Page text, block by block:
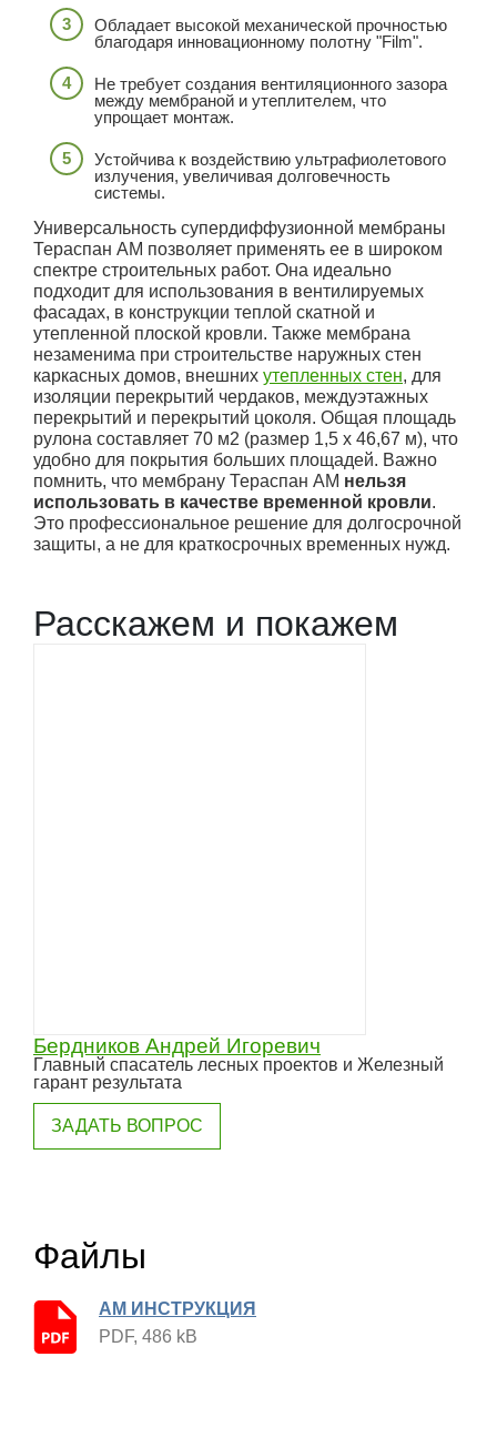
Обладает высокой механической прочностью
благодаря инновационному полотну "Film".
Не требует создания вентиляционного зазора
между мембраной и утеплителем, что
упрощает монтаж.
Устойчива к воздействию ультрафиолетового
излучения, увеличивая долговечность
системы.
Универсальность супердиффузионной мембраны
Тераспан АМ позволяет применять ее в широком
спектре строительных работ. Она идеально
подходит для использования в вентилируемых
фасадах, в конструкции теплой скатной и
утепленной плоской кровли. Также мембрана
незаменима при строительстве наружных стен
каркасных домов, внешних утепленных стен, для
изоляции перекрытий чердаков, междуэтажных
перекрытий и перекрытий цоколя. Общая площадь
рулона составляет 70 м2 (размер 1,5 х 46,67 м), что
удобно для покрытия больших площадей. Важно
помнить, что мембрану Тераспан АМ нельзя
использовать в качестве временной кровли.
Это профессиональное решение для долгосрочной
защиты, а не для краткосрочных временных нужд.
Расскажем и покажем
Бердников Андрей Игоревич
Главный спасатель лесных проектов и Железный
гарант результата
ЗАДАТЬ ВОПРОС
Файлы
AM ИНСТРУКЦИЯ
PDF, 486 kB